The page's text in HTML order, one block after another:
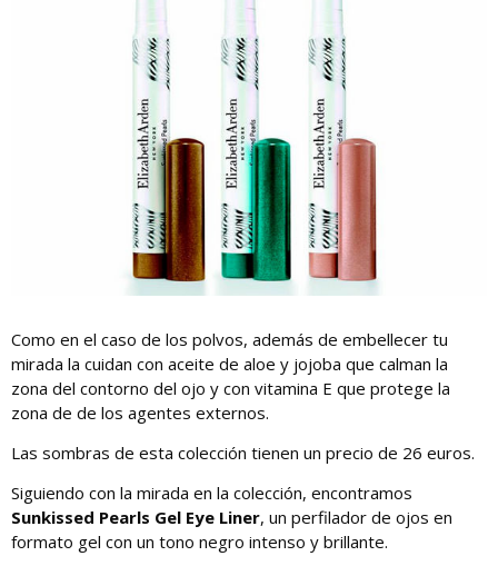
Como en el caso de los polvos, además de embellecer tu
mirada la cuidan con aceite de aloe y jojoba que calman la
zona del contorno del ojo y con vitamina E que protege la
zona de de los agentes externos.
Las sombras de esta colección tienen un precio de 26 euros.
Siguiendo con la mirada en la colección, encontramos
Sunkissed Pearls Gel Eye Liner, un perfilador de ojos en
formato gel con un tono negro intenso y brillante.